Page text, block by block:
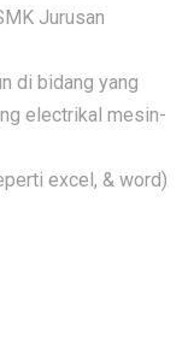
Jurusan
di bidang yang
electrikal mesin-
excel, & word)